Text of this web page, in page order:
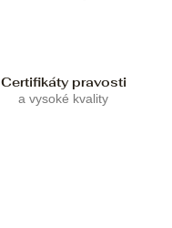
Certifikáty pravosti
a vysoké kvality